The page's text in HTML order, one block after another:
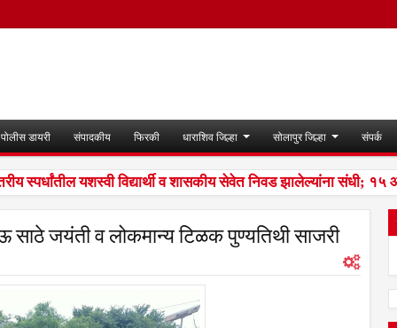
पोलीस डायरी संपादकीय फिरकी धाराशिव जिल्हा सोलापुर जिल्हा संपर्क
स्पर्धांतील यशस्वी विद्यार्थी व शासकीय सेवेत निवड झालेल्यांना संधी; १५
साठे जयंती व लोकमान्य टिळक पुण्यतिथी साजरी